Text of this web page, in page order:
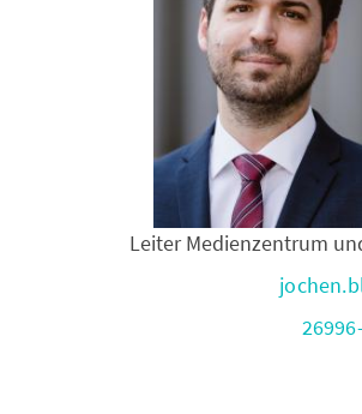
Leiter Medienzentrum